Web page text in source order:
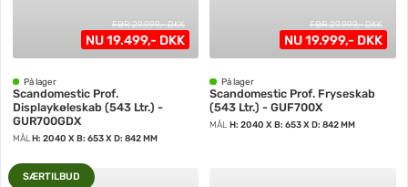
FØR 29.999,- DKK
NU 19.499,- DKK
På lager
Scandomestic Prof.
Displaykøleskab (543 Ltr.) -
GUR700GDX
MÅL H: 2040 X B: 653 X D: 842 MM
FØR 29.999,- DKK
NU 19.999,- DKK
På lager
Scandomestic Prof. Fryseskab
(543 Ltr.) - GUF700X
MÅL H: 2040 X B: 653 X D: 842 MM
SÆRTILBUD